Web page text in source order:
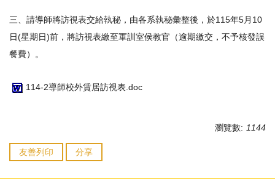
三、請導師將訪視表交給執秘，由各系執秘彙整後，於115年5月10
日(星期日)前，將訪視表繳至軍訓室侯教官（逾期繳交，不予核發誤
餐費）。
114-2導師校外賃居訪視表.doc
瀏覽數: 1144
友善列印 分享